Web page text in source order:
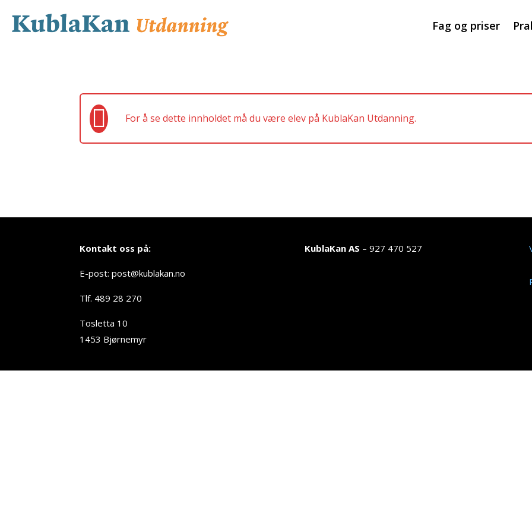
Fag og priser
For å se dette innholdet må du være elev på KublaKan Utdanning.
Kontakt oss på:
E-post: post@kublakan.no
Tlf. 489 28 270
Tosletta 10
1453 Bjørnemyr
KublaKan AS – 927 470 527